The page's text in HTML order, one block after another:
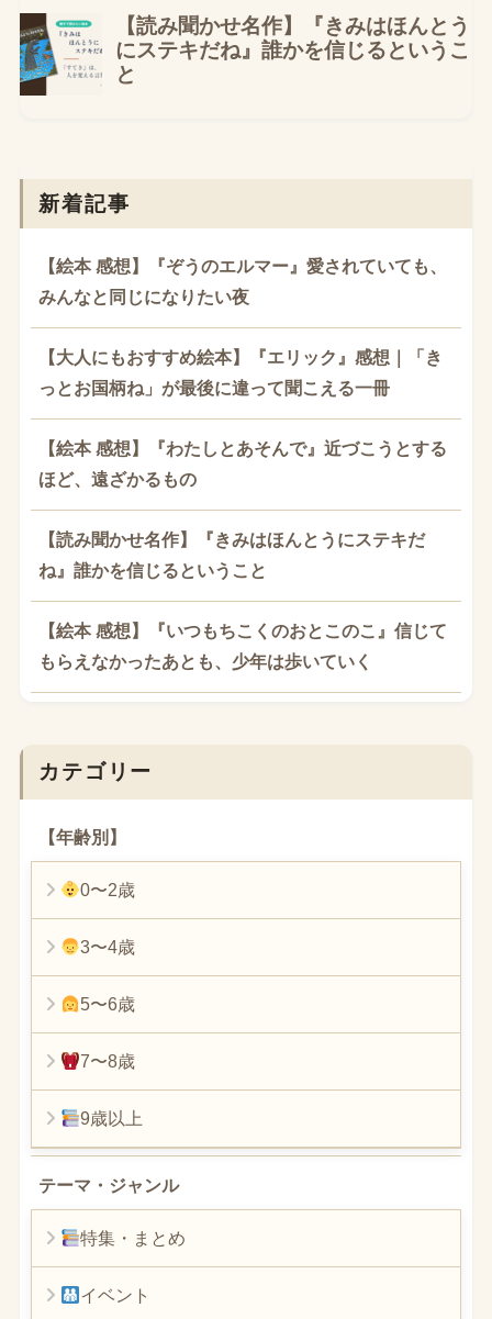
新着記事
【絵本 感想】『ぞうのエルマー』愛されていても、
みんなと同じになりたい夜
【大人にもおすすめ絵本】『エリック』感想｜「き
っとお国柄ね」が最後に違って聞こえる一冊
【絵本 感想】『わたしとあそんで』近づこうとする
ほど、遠ざかるもの
【読み聞かせ名作】『きみはほんとうにステキだ
ね』誰かを信じるということ
【絵本 感想】『いつもちこくのおとこのこ』信じて
もらえなかったあとも、少年は歩いていく
カテゴリー
【年齢別】
0〜2歳
3〜4歳
5〜6歳
7〜8歳
9歳以上
テーマ・ジャンル
特集・まとめ
イベント